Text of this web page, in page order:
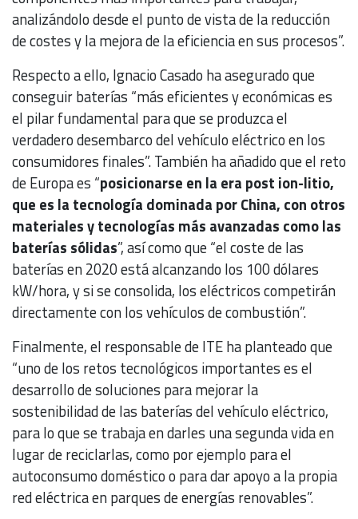
analizándolo desde el punto de vista de la reducción
de costes y la mejora de la eficiencia en sus procesos”.
Respecto a ello, Ignacio Casado ha asegurado que
conseguir baterías “más eficientes y económicas es
el pilar fundamental para que se produzca el
verdadero desembarco del vehículo eléctrico en los
consumidores finales”. También ha añadido que el reto
de Europa es “posicionarse en la era post ion-litio,
que es la tecnología dominada por China, con otros
materiales y tecnologías más avanzadas como las
baterías sólidas”, así como que “el coste de las
baterías en 2020 está alcanzando los 100 dólares
kW/hora, y si se consolida, los eléctricos competirán
directamente con los vehículos de combustión”.
Finalmente, el responsable de ITE ha planteado que
“uno de los retos tecnológicos importantes es el
desarrollo de soluciones para mejorar la
sostenibilidad de las baterías del vehículo eléctrico,
para lo que se trabaja en darles una segunda vida en
lugar de reciclarlas, como por ejemplo para el
autoconsumo doméstico o para dar apoyo a la propia
red eléctrica en parques de energías renovables”.